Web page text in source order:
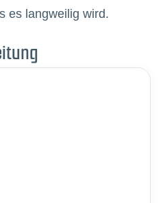
es langweilig wird.